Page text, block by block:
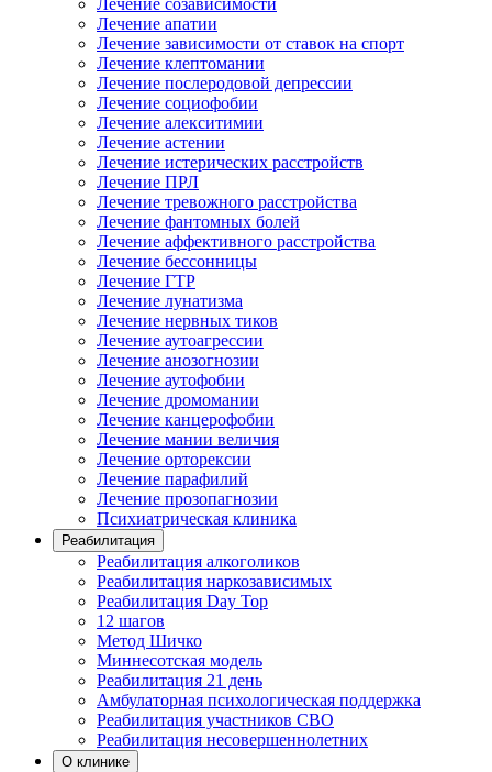
Лечение созависимости
Лечение апатии
Лечение зависимости от ставок на спорт
Лечение клептомании
Лечение послеродовой депрессии
Лечение социофобии
Лечение алекситимии
Лечение астении
Лечение истерических расстройств
Лечение ПРЛ
Лечение тревожного расстройства
Лечение фантомных болей
Лечение аффективного расстройства
Лечение бессонницы
Лечение ГТР
Лечение лунатизма
Лечение нервных тиков
Лечение аутоагрессии
Лечение анозогнозии
Лечение аутофобии
Лечение дромомании
Лечение канцерофобии
Лечение мании величия
Лечение орторексии
Лечение парафилий
Лечение прозопагнозии
Психиатрическая клиника
Реабилитация
Реабилитация алкоголиков
Реабилитация наркозависимых
Реабилитация Day Top
12 шагов
Метод Шичко
Миннесотская модель
Реабилитация 21 день
Амбулаторная психологическая поддержка
Реабилитация участников СВО
Реабилитация несовершеннолетних
О клинике